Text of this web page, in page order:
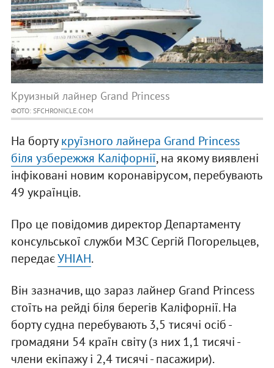
Круизный лайнер Grand Princess
ФОТО: SFCHRONICLE.COM
На бортукруїзного лайнера Grand Princess
біля узбережжя Каліфорнії, на якому виявлені
інфіковані новим коронавірусом, перебувають
49 українців.
Про це повідомив директор Департаменту
консульської служби МЗС Сергій Погорельцев,
передаєУНІАН.
Він зазначив, що зараз лайнер Grand Princess
стоїть на рейді біля берегів Каліфорнії. На
борту судна перебувають 3,5 тисячі осіб -
громадяни 54 країн світу (з них 1,1 тисячі -
члени екіпажу і 2,4 тисячі - пасажири).